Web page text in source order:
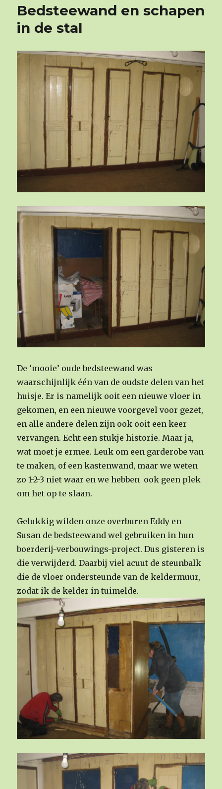
Bedsteewand en schapen
in de stal
De ‘mooie’ oude bedsteewand was
waarschijnlijk één van de oudste delen van het
huisje. Er is namelijk ooit een nieuwe vloer in
gekomen, en een nieuwe voorgevel voor gezet,
en alle andere delen zijn ook ooit een keer
vervangen. Echt een stukje historie. Maar ja,
wat moet je ermee. Leuk om een garderobe van
te maken, of een kastenwand, maar we weten
zo 1-2-3 niet waar en we hebben ook geen plek
om het op te slaan.
Gelukkig wilden onze overburen Eddy en
Susan de bedsteewand wel gebruiken in hun
boerderij-verbouwings-project. Dus gisteren is
die verwijderd. Daarbij viel acuut de steunbalk
die de vloer ondersteunde van de keldermuur,
zodat ik de kelder in tuimelde.